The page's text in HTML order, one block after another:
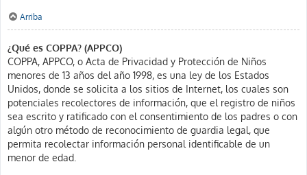
Arriba
¿Qué es COPPA? (APPCO)
COPPA, APPCO, o Acta de Privacidad y Protección de Niños
menores de 13 años del año 1998, es una ley de los Estados
Unidos, donde se solicita a los sitios de Internet, los cuales son
potenciales recolectores de información, que el registro de niños
sea escrito y ratificado con el consentimiento de los padres o con
algún otro método de reconocimiento de guardia legal, que
permita recolectar información personal identificable de un
menor de edad.